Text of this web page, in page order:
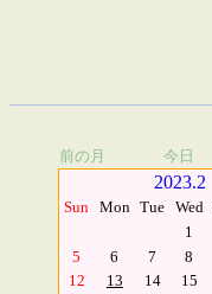
前の月 今日
2023.2
Sun Mon Tue Wed
1
5
6 7 8
12
13 14 15